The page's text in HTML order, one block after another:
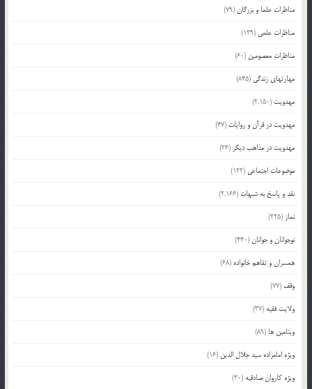
مناظرات علما و بزرگان(79)
مناظرات علمی (139)
مناظرات معصومین (60)
مهارتهای زندگی (845)
مهدویت (2,150)
مهدویت در قرآن و روایات (47)
مهدویت در مذاهب دیگر (36)
موضوعات اجتماعی (122)
نقد و پاسخ به شبهات (2,166)
نماز (225)
نوجوانان و جوانان(440)
همسران و تفاهم خانواده (68)
وقف (77)
ولایت فقیه (37)
ویتامین ها (89)
ویژه امامزاده سید جلال الدین (16)
ویژه کاروان صادقیه (30)